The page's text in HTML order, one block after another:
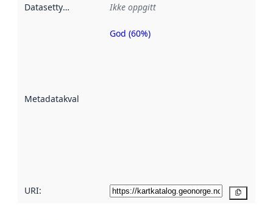
Datasettype Ikke oppgitt
Metadatakvalitet
Metadatakvalitet
God (60%)
URI: